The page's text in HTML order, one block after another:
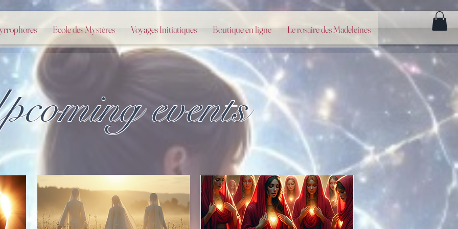
Ecole des Mystères Voyages Initiatiques Boutique en ligne Le rosaire des Madeleines
events